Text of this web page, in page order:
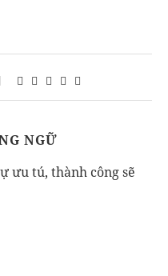
NGỮ
ưu tú, thành công sẽ